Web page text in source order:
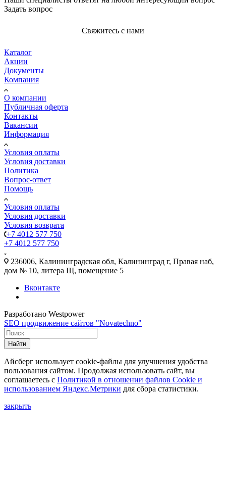
Задать вопрос
Свяжитесь с нами
Каталог
Акции
Документы
Компания
О компании
Публичная оферта
Контакты
Вакансии
Информация
Условия оплаты
Условия доставки
Политика
Вопрос-ответ
Помощь
Условия оплаты
Условия доставки
Условия возврата
+7 4012 577 750
+7 4012 577 750
236006, Калининградская обл, Калининград г, Правая наб,
дом № 10, литера Щ, помещение 5
Вконтакте
Разработано Westpower
SEO продвижение сайтов "Novatechno"
Найти
Айсберг использует cookie-файлы для улучшения удобства
пользования сайтом. Продолжая использовать сайт, вы
соглашаетесь с Политикой в отношении файлов Сookie и
использованием Яндекс.Метрики для сбора статистики.
закрыть